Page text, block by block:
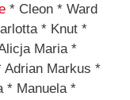
* Cleon * Ward
* Knut *
Maria *
Adrian Markus *
* Manuela *